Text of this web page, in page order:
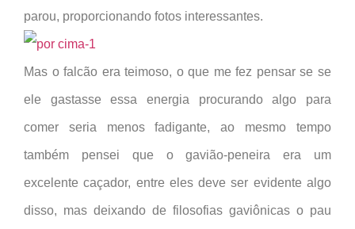
parou, proporcionando fotos interessantes.
Mas o falcão era teimoso, o que me fez pensar se se
ele gastasse essa energia procurando algo para
comer seria menos fadigante, ao mesmo tempo
também pensei que o gavião-peneira era um
excelente caçador, entre eles deve ser evidente algo
disso, mas deixando de filosofias gaviônicas o pau